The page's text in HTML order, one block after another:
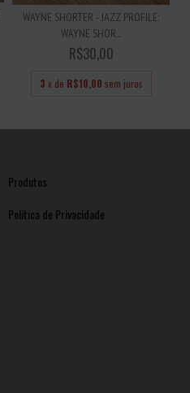
WAYNE SHORTER - JAZZ PROFILE:
WAYNE SHOR...
R$30,00
3 x de R$10,00 sem juros
Produtos
Política de Privacidade